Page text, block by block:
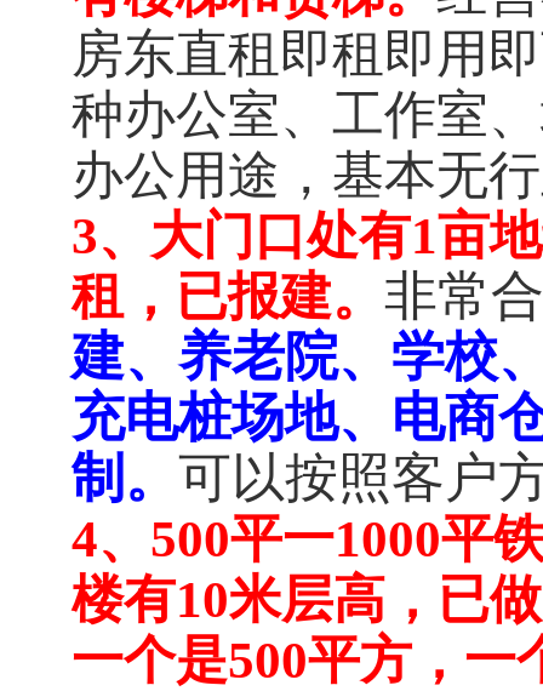
房东直租即租即用
种办公室、工作室
办公用途，基本无
3、 大门口处有1亩
租，已报建。 非常
建、养老院、学校
充电桩场地、电商
制。 可以按照客户
4、 500平一1000平
楼有10米层高，已
一个是500平方，一